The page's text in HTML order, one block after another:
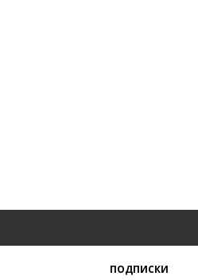
ПОДПИСКИ